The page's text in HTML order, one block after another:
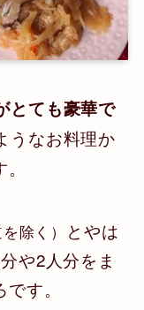
とても豪華で
うなお料理か
除く）
とやは
や2人分をま
す。